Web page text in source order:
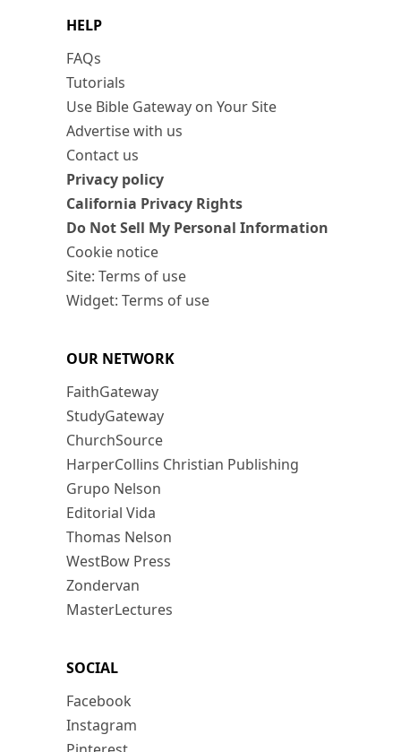
HELP
FAQs
Tutorials
Use Bible Gateway on Your Site
Advertise with us
Contact us
Privacy policy
California Privacy Rights
Do Not Sell My Personal Information
Cookie notice
Site: Terms of use
Widget: Terms of use
OUR NETWORK
FaithGateway
StudyGateway
ChurchSource
HarperCollins Christian Publishing
Grupo Nelson
Editorial Vida
Thomas Nelson
WestBow Press
Zondervan
MasterLectures
SOCIAL
Facebook
Instagram